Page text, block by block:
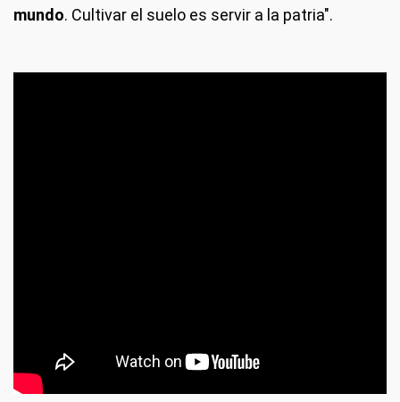
mundo. Cultivar el suelo es servir a la patria".